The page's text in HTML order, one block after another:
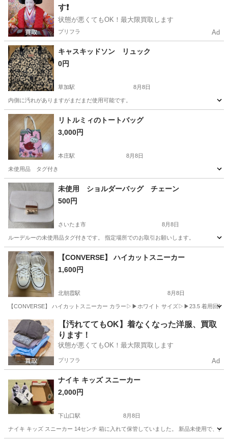
す❗️
状態が悪くてもOK！最大限買取します
プリフラ Ad
キャスキッドソン リュック
0円
草加駅 8月8日
内側に汚れがありますがまだまだ使用可能です。
埼玉 草加市 草加駅 バッグ キャスキッドソン
リトルミィのトートバッグ
3,000円
本庄駅 8月8日
未使用品 タグ付き
埼玉 本庄市 本庄駅 リトルミィ
未使用 ショルダーバッグ チェーン
500円
さいたま市 8月8日
ルーデルーの未使用品タグ付きです。 指定場所でのお取引お願いします。
埼玉 さいたま市 チェーン
【CONVERSE】 ハイカットスニーカー
1,600円
北朝霞駅 8月8日
【CONVERSE】 ハイカットスニーカー カラー▷▶ホワイト サイズ▷▶23.5 着用回数
埼玉 朝霞市 北朝霞駅 靴
【汚れててもOK】着なくなった洋服、買取
ります！
状態が悪くてもOK！最大限買取します
プリフラ Ad
ナイキ キッズ スニーカー
2,000円
下山口駅 8月8日
ナイキ キッズ スニーカー 14センチ 箱に入れて保管していました。 新品未使用で、